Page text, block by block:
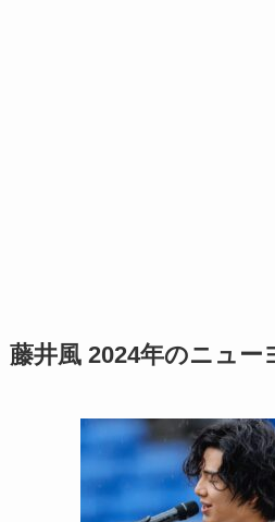
藤井風 2024年のニュー